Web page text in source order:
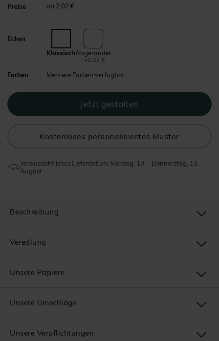
Preise ab 2,02 €
Ecken
KlassischAbgerundet
+0,25 €
Farben Mehrere Farben verfügbar
Kostenloses personalisiertes Muster
Voraussichtliches Lieferdatum: Montag, 10. - Donnerstag, 13.
August
Beschreibung
Veredlung
Unsere Papiere
Unsere Umschläge
Unsere Verpflichtungen